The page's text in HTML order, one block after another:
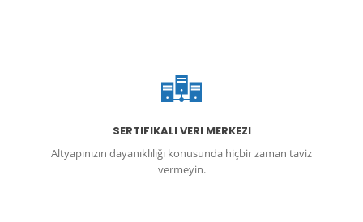
SERTIFIKALI VERI MERKEZI
Altyapınızın dayanıklılığı konusunda hiçbir zaman taviz
vermeyin.